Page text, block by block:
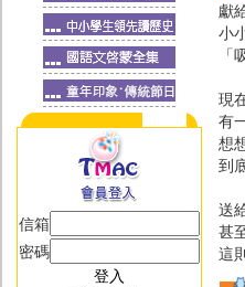
信箱
密碼
獻
小
現
有
想
到
送
甚
這